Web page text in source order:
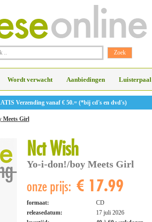
Wordt verwacht Aanbiedingen Luisterpaal
Verzending vanaf € 50.= (*bij cd's en dvd's)
Meets Girl
Nct Wish
Yo-i-don!/boy Meets Girl
onze prijs: € 17.99
formaat:
CD
releasedatum:
17 juli 2026